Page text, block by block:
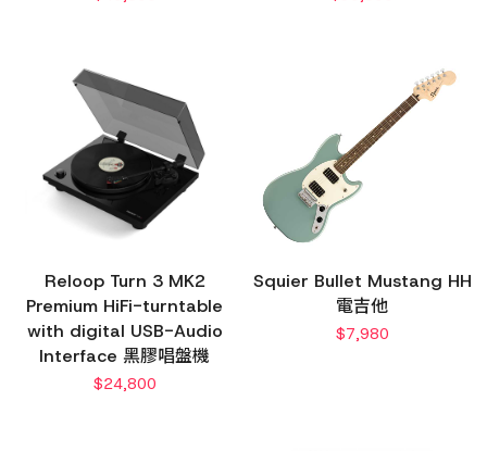
Reloop Turn 3 MK2
Premium HiFi-turntable
with digital USB-Audio
Interface 黑膠唱盤機
$24,800
Squier Bullet Mustang HH
電吉他
$7,980